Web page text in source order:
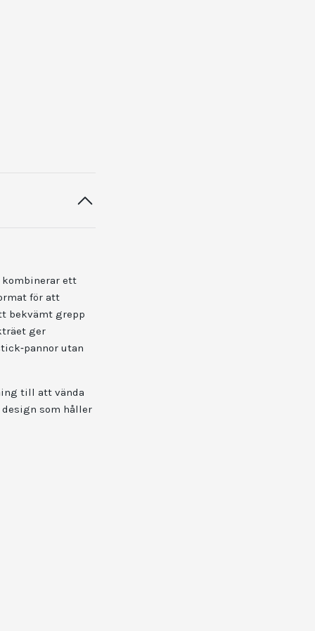
kombinerar ett
för att
bekvämt grepp
ger
utan
till att vända
som håller